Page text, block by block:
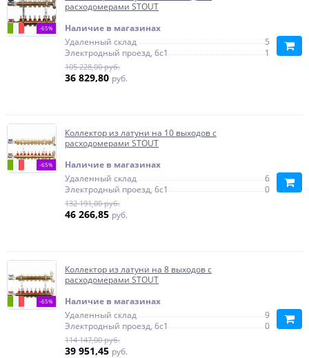
-65%
расходомерами STOUT
Наличие в магазинах
Удаленный склад
5
Электродный проезд, 6с1
1
105 228,00 руб.
36 829,80 руб.
-65%
Коллектор из латуни на 10 выходов с
расходомерами STOUT
Наличие в магазинах
Удаленный склад
6
Электродный проезд, 6с1
0
132 191,00 руб.
46 266,85 руб.
-65%
Коллектор из латуни на 8 выходов с
расходомерами STOUT
Наличие в магазинах
Удаленный склад
9
Электродный проезд, 6с1
0
114 147,00 руб.
39 951,45 руб.